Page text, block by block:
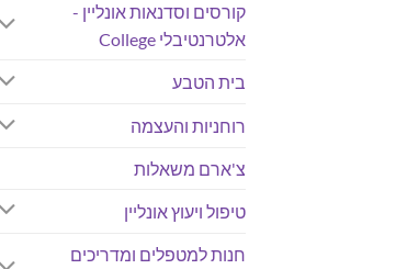
קורסים וסדנאות אונליין -
אלטרנטיבלי College
בית הטבע
רוחניות והעצמה
צ'ארם משאלות
טיפול ויעוץ אונליין
חנות למטפלים ומדריכים